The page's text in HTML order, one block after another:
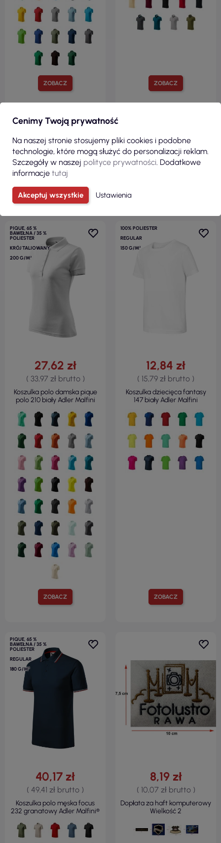
ZOBACZ ZOBACZ
KLIENCI, KTÓRZY ZAKUPILI TEN
PRODUKT, KUPILI RÓWNIEŻ:
PIQUE, 65 %
BAWEŁNA / 35 %
POLIESTER
KRÓJ TALIOWANY
200 G/M²
ZOBACZ
27,62 zł
( 33,97 zł brutto )
Koszulka polo damska pique
polo 210 biały Adler Malfini
100% POLIESTER
REGULAR
150 G/M²
ZOBACZ
12,84 zł
( 15,79 zł brutto )
Koszulka dziecięca fantasy
147 biały Adler Malfini
PIQUE, 65 %
BAWEŁNA / 35 %
POLIESTER
REGULAR
180 G/M²
40,17 zł
( 49,41 zł brutto )
Koszulka polo męska focus
232 granatowy Adler Malfini®
8,19 zł
( 10,07 zł brutto )
Dopłata za haft komputerowy
Wielkość 2
Cenimy Twoją prywatność
Na naszej stronie stosujemy pliki cookies i podobne
technologie, które mogą służyć do personalizacji reklam.
Szczegóły w naszej polityce prywatności . Dodatkowe
informacje tutaj
Akceptuj wszystkie Ustawienia